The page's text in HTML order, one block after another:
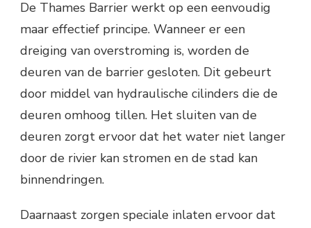
De Thames Barrier werkt op een eenvoudig
maar effectief principe. Wanneer er een
dreiging van overstroming is, worden de
deuren van de barrier gesloten. Dit gebeurt
door middel van hydraulische cilinders die de
deuren omhoog tillen. Het sluiten van de
deuren zorgt ervoor dat het water niet langer
door de rivier kan stromen en de stad kan
binnendringen.
Daarnaast zorgen speciale inlaten ervoor dat